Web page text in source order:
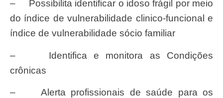
– Possibilita identificar o idoso frágil por meio
do índice de vulnerabilidade clinico-funcional e
índice de vulnerabilidade sócio familiar
– Identifica e monitora as Condições
crônicas
– Alerta profissionais de saúde para os